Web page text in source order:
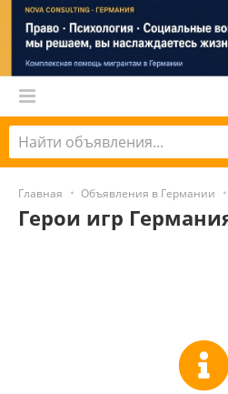
Главная Объявления в Германии
Герои игр